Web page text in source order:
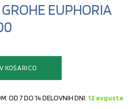
EUPHORIA
KOŠARICO
OD 7 DO 14 DELOVNIH DNI: 12 avgusta